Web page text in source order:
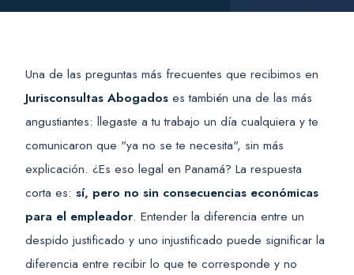
Una de las preguntas más frecuentes que recibimos en
Jurisconsultas Abogados es también una de las más
angustiantes: llegaste a tu trabajo un día cualquiera y te
comunicaron que "ya no se te necesita", sin más
explicación. ¿Es eso legal en Panamá? La respuesta
corta es: sí, pero no sin consecuencias económicas
para el empleador. Entender la diferencia entre un
despido justificado y uno injustificado puede significar la
diferencia entre recibir lo que te corresponde y no